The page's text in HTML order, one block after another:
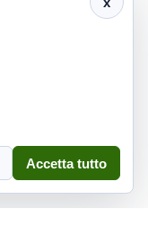
Accetta tutto